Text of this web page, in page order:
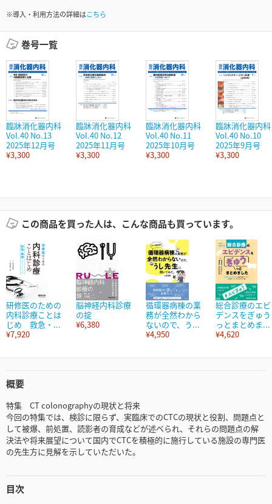
※導入・利用方法の詳細はこちら
巻号一覧
臨牀消化器内科
Vol.40 No.13
2025年12月号
¥3,300
臨牀消化器内科
Vol.40 No.12
2025年11月号
¥3,300
臨牀消化器内科
Vol.40 No.11
2025年10月号
¥3,300
臨牀消化器内科
Vol.40 No.10
2025年9月号
¥3,300
この商品を買った人は、こんな商品も買っています。
研修医のための
内科診療ことは
じめ 救急・...
¥7,920
脳神経内科診療
の掟
¥6,380
循環器病棟の業
務が全然わから
ないので、う...
¥4,950
総合診療のエビ
デンスをぎゅう
っとまとめま...
¥4,620
概要
特集 CT colonographyの現状と将来
今回の特集では、検診に限らず、実臨床でのCTCの現状と役割、問題点と
して被爆、前処置、読影者の育成などが述べられ、それらの問題点の解
決法や将来展望について国内でCTCを積極的に施行している施設の専門医
の先生方に見解を示していただいた。
目次